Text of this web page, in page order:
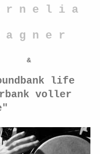
l i a
e r
life
voller